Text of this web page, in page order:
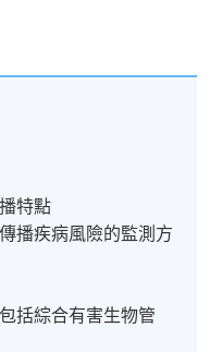
特點
播疾病風險的監測方
括綜合有害生物管